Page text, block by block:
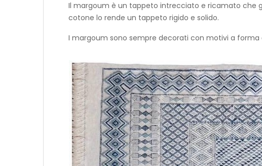
Il margoum è un tappeto intrecciato e ricamato che
cotone lo rende un tappeto rigido e solido.
I margoum sono sempre decorati con motivi a